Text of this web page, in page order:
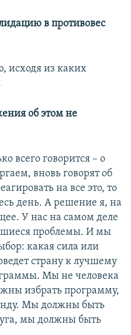
в противовес
исходя из каких
об этом не
всего говорится – о
вновь говорят об
на все это, то
день. А решение я, на
У нас на самом деле
проблемы. И мы
какая сила или
страну к лучшему
Мы не человека
избрать программу,
Мы должны быть
мы должны быть